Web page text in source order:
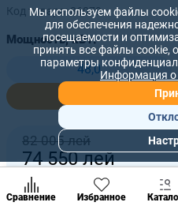
Код товара:86079
Мощность, кВт:
48,0
82 005 лей
74 550лей
Сравнение Избранное
Мы используем файлы
для обеспечения
посещаемости и
принять все файлы cookie,
параметры
Информация о